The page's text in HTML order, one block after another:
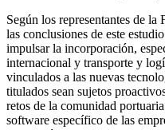
Según los representantes de
las conclusiones de este
impulsar la incorporación,
internacional y transporte y
vinculados a las nuevas
titulados sean sujetos
retos de la comunidad
software específico de las